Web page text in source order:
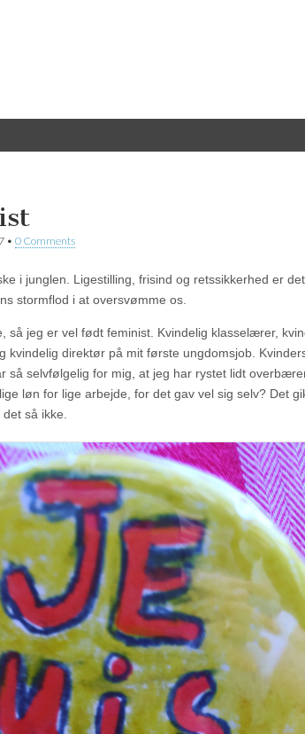
• 0 Comments
i junglen. Ligestilling, frisind og retssikkerhed er det
stormflod i at oversvømme os.
så jeg er vel født feminist. Kvindelig klasselærer,
kvindelig direktør på mit første ungdomsjob.
så selvfølgelig for mig, at jeg har rystet lidt
løn for lige arbejde, for det gav vel sig selv? Det
så ikke.